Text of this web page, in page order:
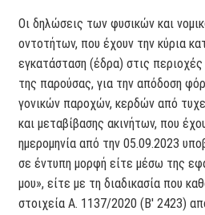
Οι δηλώσεις των φυσικών και
οντοτήτων, που έχουν την κύρια
εγκατάσταση (έδρα) στις
της παρούσας, για την απόδοση
γονικών παροχών, κερδών από
και μεταβίβασης ακινήτων, που
ημερομηνία από την 05.09.2023
σε έντυπη μορφή είτε μέσω της
μου», είτε με τη διαδικασία που
στοιχεία Α. 1137/2020 (Β' 2423)